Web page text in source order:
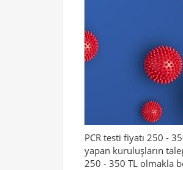
PCR testi fiyatı 250 -
yapan kuruluşların
250 - 350 TL olmakla